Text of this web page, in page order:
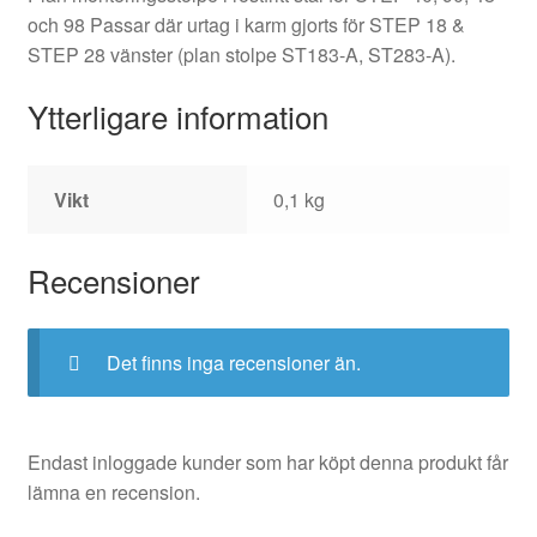
och 98 Passar där urtag i karm gjorts för STEP 18 &
STEP 28 vänster (plan stolpe ST183-A, ST283-A).
Ytterligare information
Vikt 0,1 kg
Recensioner
Det finns inga recensioner än.
Endast inloggade kunder som har köpt denna produkt får
lämna en recension.